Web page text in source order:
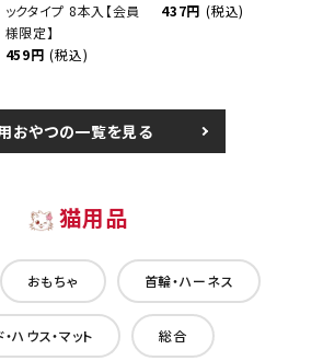
ックタイプ 8本入【会員
様限定】
459円 (税込)
437円 (税込)
おやつの一覧を見る
猫用品
おもちゃ 首輪・ハーネス
ハウス・マット 総合